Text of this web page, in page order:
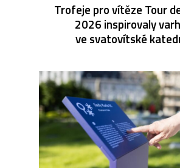
Trofeje pro vítěze Tour
2026 inspirovaly
ve svatovítské